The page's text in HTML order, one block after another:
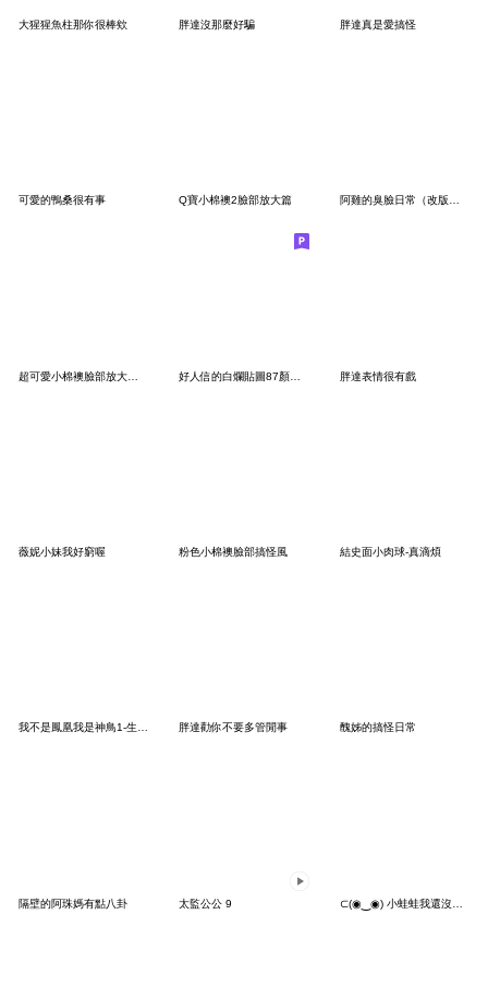
大猩猩魚柱那你很棒欸 胖達沒那麼好騙 胖達真是愛搞怪
可愛的鴨桑很有事 Q寶小棉襖2臉部放大篇 阿雞的臭臉日常（改版篇）
胖達表情很有戲
薇妮小妹我好窮喔 粉色小棉襖臉部搞怪風 結史面小肉球-真滴煩
我不是鳳凰我是神鳥1-生活日常 胖達勸你不要多管閒事 醜姊的搞怪日常
隔壁的阿珠媽有點八卦 太監公公 9